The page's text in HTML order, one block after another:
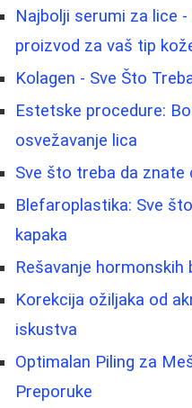
Najbolji serumi za lice
proizvod za vaš tip
Kolagen - Sve Što
Estetske procedure:
osvežavanje lica
Sve što treba da
Blefaroplastika: Sve
kapaka
Rešavanje hormonskih
Korekcija ožiljaka od
iskustva
Optimalan Piling za
Preporuke